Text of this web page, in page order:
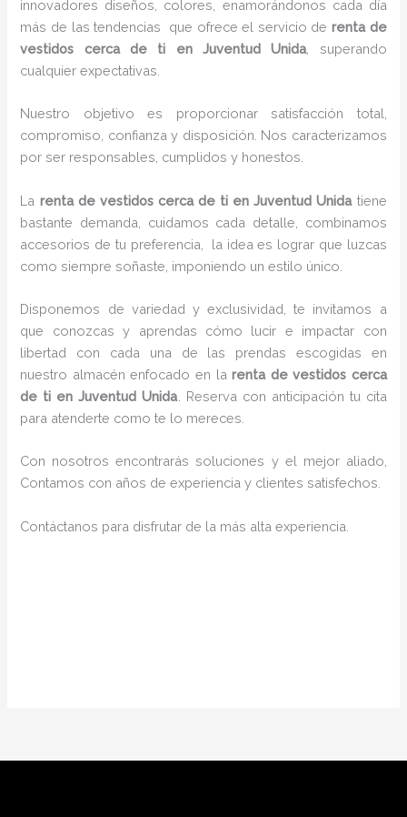
innovadores diseños, colores, enamorándonos cada día
más de las tendencias que ofrece el servicio de renta de
vestidos cerca de ti en Juventud Unida, superando
cualquier expectativas.
Nuestro objetivo es proporcionar satisfacción total,
compromiso, confianza y disposición. Nos caracterizamos
por ser responsables, cumplidos y honestos.
La renta de vestidos cerca de ti en Juventud Unida tiene
bastante demanda, cuidamos cada detalle, combinamos
accesorios de tu preferencia, la idea es lograr que luzcas
como siempre soñaste, imponiendo un estilo único.
Disponemos de variedad y exclusividad, te invitamos a
que conozcas y aprendas cómo lucir e impactar con
libertad con cada una de las prendas escogidas en
nuestro almacén enfocado en larenta de vestidos cerca
de ti en Juventud Unida. Reserva con anticipación tu cita
para atenderte como te lo mereces.
Con nosotros encontrarás soluciones y el mejor aliado,
Contamos con años de experiencia y clientes satisfechos.
Contáctanos para disfrutar de la más alta experiencia.